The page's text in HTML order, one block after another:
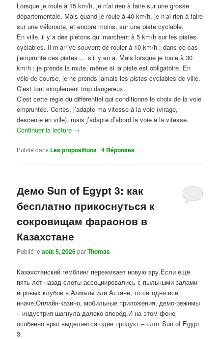
Lorsque je roule à 15 km/h, je n’ai rien à faire sur une grosse
départementale. Mais quand je roule à 40 km/h, je n’ai rien à faire
sur une véloroute, et encore moins, sur une piste cyclable.
En ville, il y a des piétons qui marchent à 5 km/h sur les pistes
cyclables. Il m’arrive souvent de rouler à 10 km/h ; dans ce cas
j’emprunte ces pistes … s’il y en a. Mais lorsque je roule à 30
km/h ; je prends la route, même si la piste est obligatoire. En
vélo de course, je ne prends jamais les pistes cyclables de ville.
C’est tout simplement trop dangereux.
C’est cette règle du différentiel qui conditionne le choix de la voie
empruntée. Certes, j’adapte ma vitesse à la voie (virage,
descente en ville), mais j’adapte d’abord la voie à la vitesse.
Continuer la lecture →
Publié dans Les propositions |4 Réponses
Демо Sun of Egypt 3: как
бесплатно прикоснуться к
сокровищам фараонов в
Казахстане
Publié leaoût 5, 2026parThomas
Казахстанский гемблинг переживает новую эру.Если ещё
пять лет назад слоты ассоциировались с пыльными залами
игровых клубов в Алматы или Астане, то сегодня всё
иначе.Онлайн-казино, мобильные приложения, демо-режимы
– индустрия шагнула далеко вперёд.И на этом фоне
особенно ярко выделяется один продукт – слот Sun of Egypt
3.